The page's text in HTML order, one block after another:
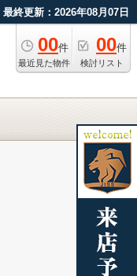
最終更新：2026年08月07日
00件
最近見た物件
00件
検討リスト